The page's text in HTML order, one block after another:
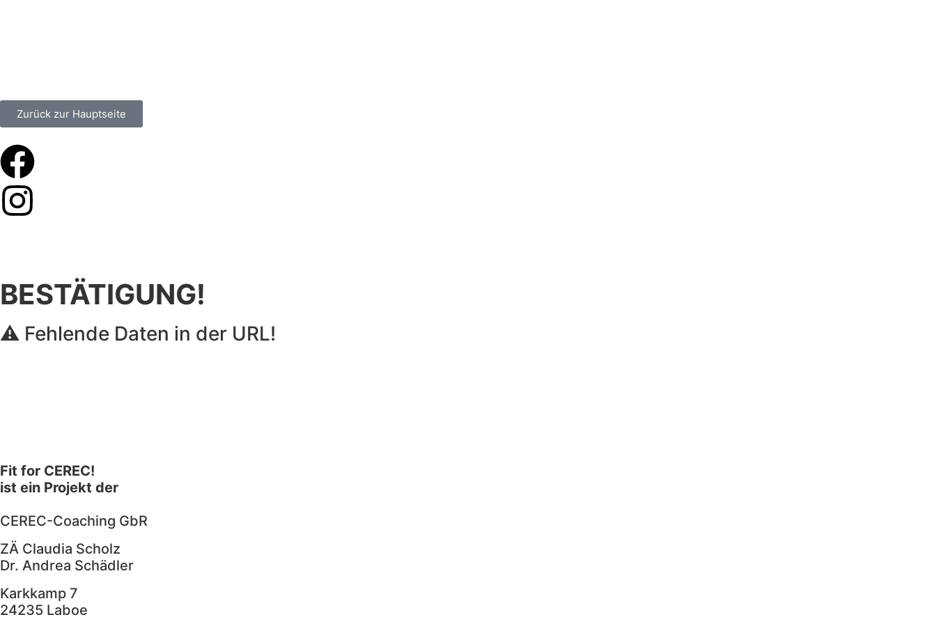
Zurück zur Hauptseite
BESTÄTIGUNG!
⚠️ Fehlende Daten in der URL!
Fit for CEREC!
ist ein Projekt der
CEREC-Coaching GbR
ZÄ Claudia Scholz
Dr. Andrea Schädler
Karkkamp 7
24235 Laboe